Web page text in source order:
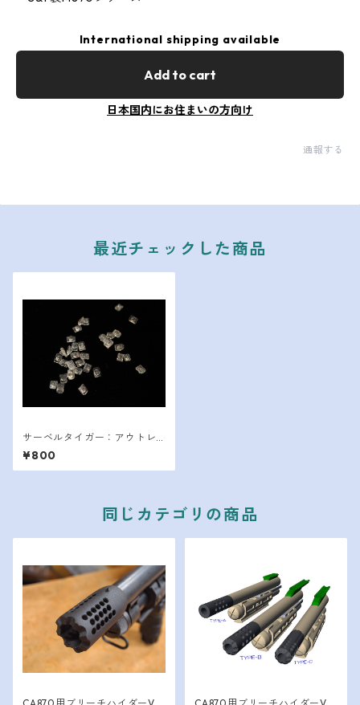
International shipping available
Add to cart
日本国内にお住まいの方向け
通報する
最近チェックした商品
サーベルタイガー：アウトレ
ット
¥800
同じカテゴリの商品